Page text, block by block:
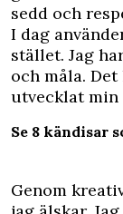
sedd och
I dag
stället. Jag
och måla.
utvecklat min
Se 8 kändisar
Genom